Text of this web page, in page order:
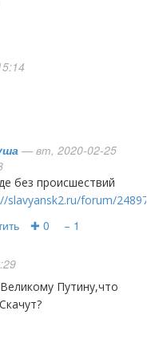
— вт, 2020-02-25
без происшествий
slavyansk2.ru/forum/24897
✚ 0 − 1